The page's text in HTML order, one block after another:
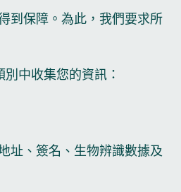
到保障。為此，我們要求所
中收集您的資訊：
址、簽名、生物辨識數據及